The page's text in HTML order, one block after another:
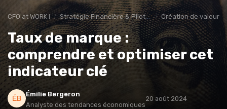
CFO at WORK ! Stratégie Financière & Pilotage Création de valeur
Taux de marque :
comprendre et optimiser cet
indicateur clé
Émilie Bergeron
Analyste des tendances économiques
20 août 2024